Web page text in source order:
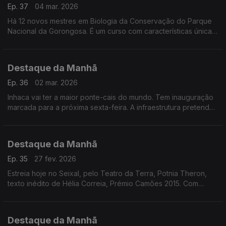
Ep. 37
04 mar. 2026
Há 12 novos mestres em Biologia da Conservação do Parque
Nacional da Gorongosa. É um curso com características únicas
Destaque da Manhã
Ep. 36
02 mar. 2026
Inhaca vai ter a maior ponte-cais do mundo. Tem inauguração
marcada para a próxima sexta-feira. A infraestrutura pretende
Destaque da Manhã
Ep. 35
27 fev. 2026
Estreia hoje no Seixal, pelo Teatro da Terra, Potnia Theron,
texto inédito de Hélia Correia, Prémio Camões 2015. Com
Destaque da Manhã